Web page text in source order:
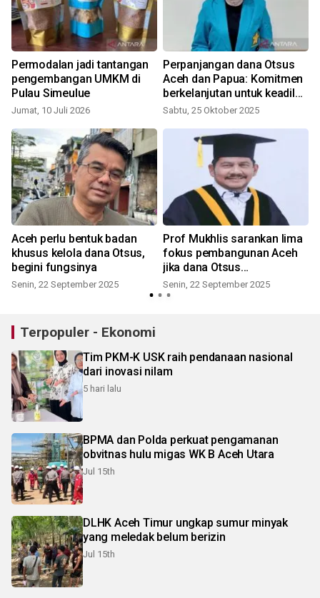
Permodalan jadi tantangan
pengembangan UMKM di
Pulau Simeulue
Jumat, 10 Juli 2026
Perpanjangan dana Otsus
Aceh dan Papua: Komitmen
berkelanjutan untuk keadilan
dan kemandirian daerah
Sabtu, 25 Oktober 2025
Aceh perlu bentuk badan
khusus kelola dana Otsus,
begini fungsinya
Senin, 22 September 2025
Prof Mukhlis sarankan lima
fokus pembangunan Aceh
jika dana Otsus
diperpanjang
Senin, 22 September 2025
Terpopuler - Ekonomi
Tim PKM-K USK raih pendanaan nasional
dari inovasi nilam
5 hari lalu
BPMA dan Polda perkuat pengamanan
obvitnas hulu migas WK B Aceh Utara
Jul 15th
DLHK Aceh Timur ungkap sumur minyak
yang meledak belum berizin
Jul 15th